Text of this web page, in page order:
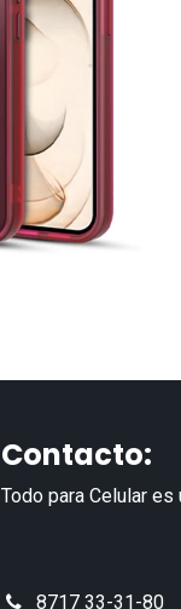
Contacto:
Todo para Celular es
8717 33-31-80